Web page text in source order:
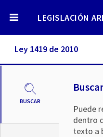
LEGISLACIÓN
Ley 1419 de 2010
BUSCAR
Puede
dentro
texto a